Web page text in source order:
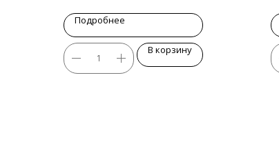
Подробнее
В корзину